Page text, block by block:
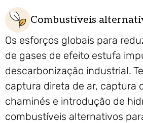
Combustíveis
Os esforços globais para
de gases de efeito estufa
descarbonização industrial.
captura direta de ar, captura
chaminés e introdução de
combustíveis alternativos